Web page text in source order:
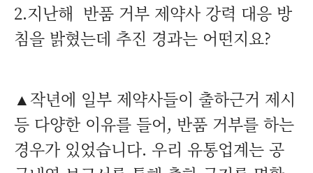
2.지난해 반품 거부 제약사 강력 대응 방
침을 밝혔는데 추진 경과는 어떤지요?
▲작년에 일부 제약사들이 출하근거 제시
등 다양한 이유를 들어, 반품 거부를 하는
경우가 있었습니다. 우리 유통업계는 공